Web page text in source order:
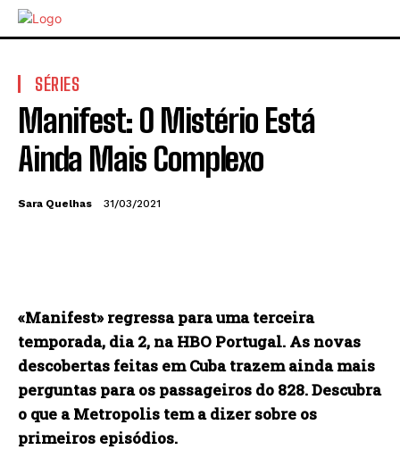
SÉRIES
Manifest: O Mistério Está
Ainda Mais Complexo
Sara Quelhas 31/03/2021
«Manifest» regressa para uma terceira
temporada, dia 2, na HBO Portugal. As novas
descobertas feitas em Cuba trazem ainda mais
perguntas para os passageiros do 828. Descubra
o que a Metropolis tem a dizer sobre os
primeiros episódios.